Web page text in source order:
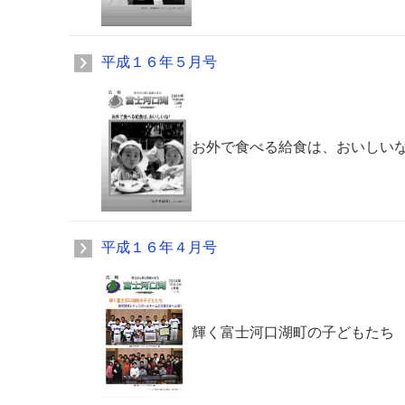
平成１６年５月号
お外で食べる給食は、おいしい
平成１６年４月号
輝く富士河口湖町の子どもたち